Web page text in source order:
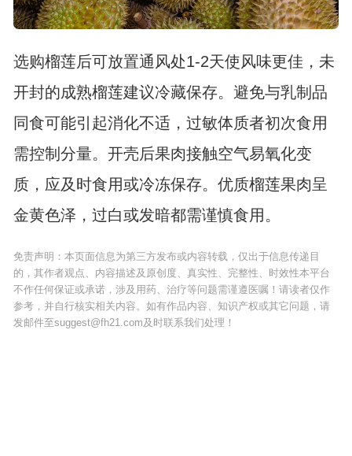
选购榴莲后可放置通风处1-2天使风味更佳，未
开封的成熟榴莲建议冷藏保存。避免与乳制品
同食可能引起消化不适，过敏体质者初次食用
需控制分量。开壳后果肉接触空气易氧化变
质，应及时食用或冷冻保存。优质榴莲果肉呈
金黄色泽，过白或发暗都需谨慎食用。
免责声明：本页面信息为第三方发布或内容转载，仅出于信息传递目
的，其作者观点、内容描述及原创度、真实性、完整性、时效性本平台
不作任何保证或承诺，涉及用药、治疗等问题需谨遵医嘱！请读者仅作
参考，并自行核实相关内容。如有作品内容、知识产权或其它问题，请
发邮件至suggest@fh21.com及时联系我们处理！